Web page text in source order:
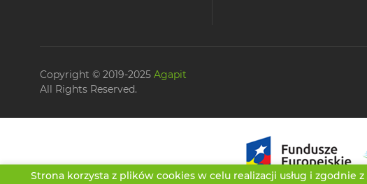
Strona korzysta z plików cookies w celu realizacji usług i zgodnie z
Copyright © 2019-2025 Agapit
All Rights Reserved.